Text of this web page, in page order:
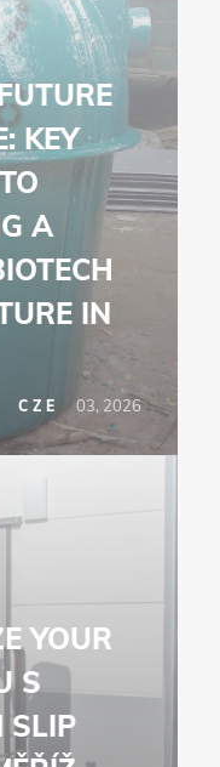
KEY
A
IN
CZE 03, 2026
YOUR
S
SLIP